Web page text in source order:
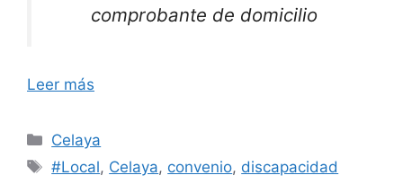
comprobante de domicilio
Leer más
Categorías
Celaya
Etiquetas
#Local, Celaya, convenio, discapacidad